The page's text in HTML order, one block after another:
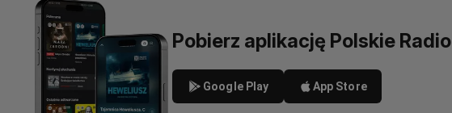
Pobierz aplikację Polskie Radio
Google Play App Store